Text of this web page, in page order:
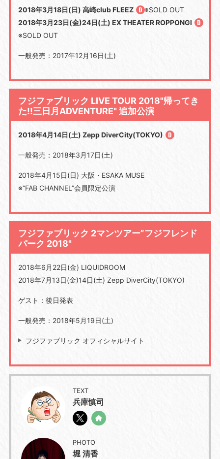
2018年3月18日(日) 高崎club FLEEZ
※SOLD OUT
2018年3月23日(金)24日(土) EX THEATER ROPPONGI
※SOLD OUT
一般発売：2017年12月16日(土)
フジファブリック LIVE TOUR 2018"帰ってき
た!!三日月ADVENTURE" 追加公演
2018年4月14日(土) Zepp DiverCity(TOKYO)
一般発売：2018年3月17日(土)
2018年4月15日(日) 大阪・ESAKA MUSE
※“FAB CHANNEL”会員限定公演
フジファブリック 2マンツアー”フジフレンド
パーク 2018"
2018年6月22日(金) LIQUIDROOM
2018年7月13日(金)14日(土) Zepp DiverCity(TOKYO)
ゲスト：後日発表
一般発売：2018年5月19日(土)
フジファブリック オフィシャルサイト
TEXT
兵庫慎司
PHOTO
堀 清香